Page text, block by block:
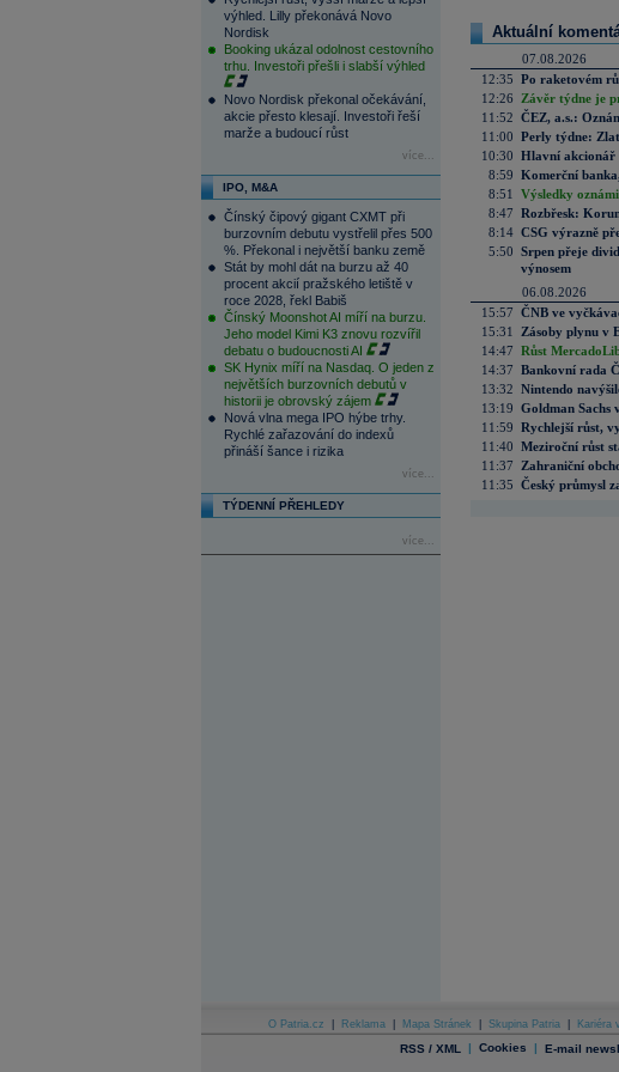
výhled. Lilly překonává Novo
Nordisk
Booking ukázal odolnost cestovního
trhu. Investoři přešli i slabší výhled
Novo Nordisk překonal očekávání,
akcie přesto klesají. Investoři řeší
marže a budoucí růst
více...
IPO, M&A
Čínský čipový gigant CXMT při
burzovním debutu vystřelil přes 500
%. Překonal i největší banku země
Stát by mohl dát na burzu až 40
procent akcií pražského letiště v
roce 2028, řekl Babiš
Čínský Moonshot AI míří na burzu.
Jeho model Kimi K3 znovu rozvířil
debatu o budoucnosti AI
SK Hynix míří na Nasdaq. O jeden z
největších burzovních debutů v
historii je obrovský zájem
Nová vlna mega IPO hýbe trhy.
Rychlé zařazování do indexů
přináší šance i rizika
více...
TÝDENNÍ PŘEHLEDY
více...
Aktuální
07.08.2026
12:35 Po raketovém
12:26
Závěr týdne je
11:52 ČEZ, a.s.:
11:00 Perly týdne:
10:30 Hlavní akcionář
8:59 Komerční
8:51
Výsledky
8:47 Rozbřesk:
8:14 CSG výrazně
5:50 Srpen přeje
výnosem
06.08.2026
15:57 ČNB ve
15:31
Zásoby plynu v
14:47 Růst
14:37 Bankovní rada
13:32 Nintendo
13:19 Goldman Sachs
11:59 Rychlejší růst,
11:40 Meziroční růst
11:37
Zahraniční
11:35 Český průmysl
O Patria.cz Reklama Mapa Stránek Skupina Patria Kariéra
RSS / XML | Cookies | E-mail